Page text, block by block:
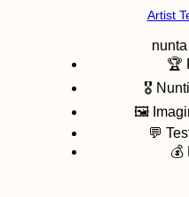
Artist
nunta
🏆
🎖️
🖼️
💬
💰